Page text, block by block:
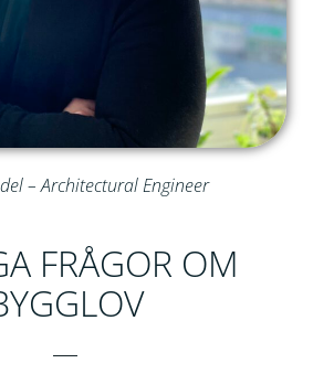
– Architectural Engineer
FRÅGOR OM